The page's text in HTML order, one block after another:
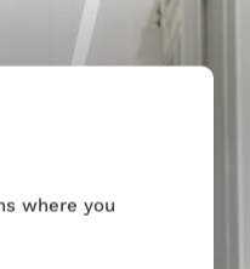
where you